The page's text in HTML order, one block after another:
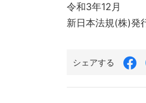
令和3年12月
新日本法規(株)発
シェアする
で
ェ